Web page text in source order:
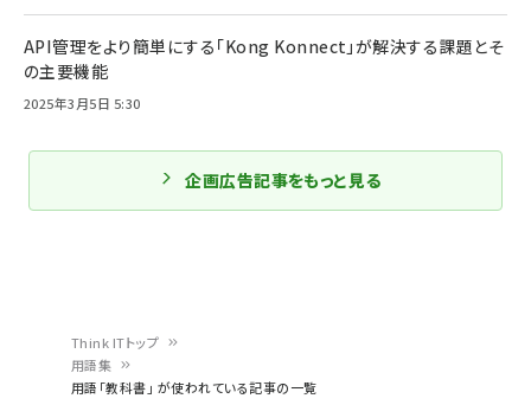
Think ITトップ
用語集
用語「教科書」 が使われている記事の一覧
API管理をより簡単にする「Kong Konnect」が解決する課題とそ
の主要機能
2025年3月5日 5:30
企画広告記事をもっと見る